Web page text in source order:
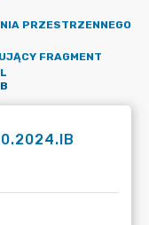
PRZESTRZENNEGO
FRAGMENT